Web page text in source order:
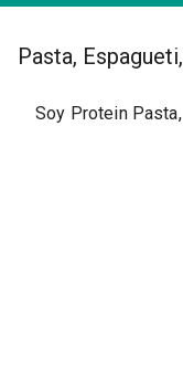
Pasta,
Soy Protein